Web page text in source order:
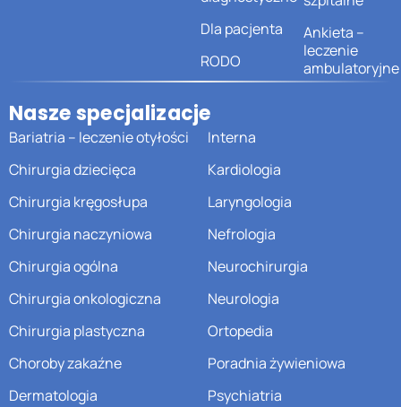
Dla pacjenta
RODO
Ankieta –
leczenie
ambulatoryjne
Nasze specjalizacje
Bariatria – leczenie otyłości
Chirurgia dziecięca
Chirurgia kręgosłupa
Chirurgia naczyniowa
Chirurgia ogólna
Chirurgia onkologiczna
Chirurgia plastyczna
Choroby zakaźne
Dermatologia
Interna
Kardiologia
Laryngologia
Nefrologia
Neurochirurgia
Neurologia
Ortopedia
Poradnia żywieniowa
Psychiatria